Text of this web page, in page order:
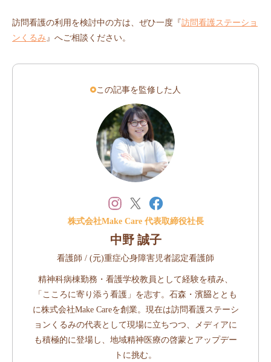
訪問看護の利用を検討中の方は、ぜひ一度『訪問看護ステーショ
ンくるみ 』へご相談ください。
この記事を監修した人
株式会社Make Care 代表取締役社長
中野 誠子
看護師 / (元)重症心身障害児者認定看護師
精神科病棟勤務・看護学校教員として経験を積み、
「こころに寄り添う看護」を志す。石森・濱𦚰ととも
に株式会社Make Careを創業。現在は訪問看護ステーシ
ョンくるみの代表として現場に立ちつつ、メディアに
も積極的に登場し、地域精神医療の啓蒙とアップデー
トに挑む。